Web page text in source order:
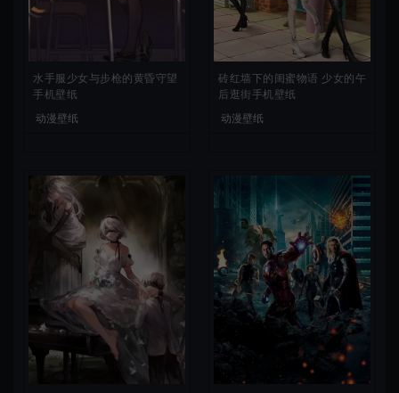
水手服少女与步枪的黄昏守望
手机壁纸
动漫壁纸
砖红墙下的闺蜜物语 少女的午
后逛街手机壁纸
动漫壁纸